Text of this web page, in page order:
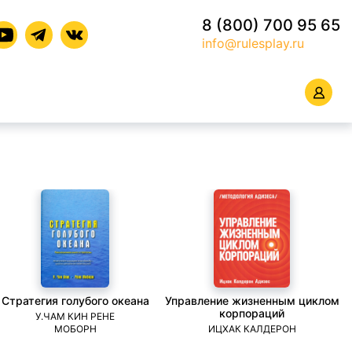
8 (800) 700 95 65
info@rulesplay.ru
Стратегия голубого океана
У.ЧАМ КИН РЕНЕ
МОБОРН
Управление жизненным циклом
корпораций
ИЦХАК КАЛДЕРОН